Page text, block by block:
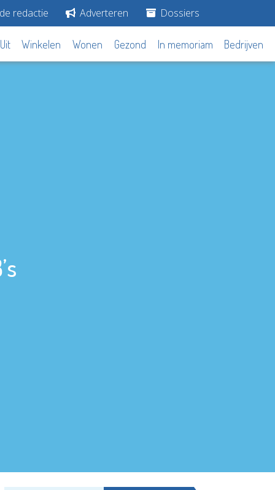
redactie Adverteren Dossiers
Uit Winkelen Wonen Gezond In memoriam Bedrijven